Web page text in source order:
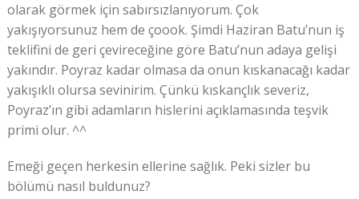
olarak görmek için sabırsızlanıyorum. Çok
yakışıyorsunuz hem de çoook. Şimdi Haziran Batu’nun iş
teklifini de geri çevireceğine göre Batu’nun adaya gelişi
yakındır. Poyraz kadar olmasa da onun kıskanacağı kadar
yakışıklı olursa sevinirim. Çünkü kıskançlık severiz,
Poyraz’ın gibi adamların hislerini açıklamasında teşvik
primi olur. ^^
Emeği geçen herkesin ellerine sağlık. Peki sizler bu
bölümü nasıl buldunuz?